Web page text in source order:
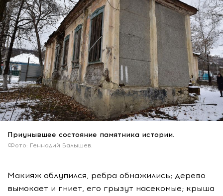
Приунывшее состояние памятника истории.
Фото: Геннадий Балышев.
Макияж облупился, ребра обнажились; дерево
вымокает и гниет, его грызут насекомые; крыша